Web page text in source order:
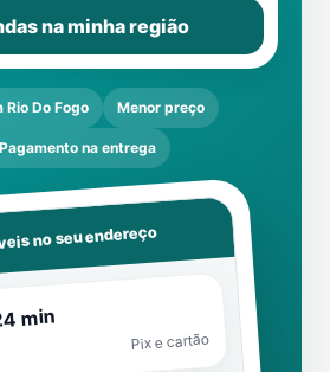
na minha região
Rio Do Fogo Menor preço
Pagamento na entrega
no seu endereço
min
Pix e cartão